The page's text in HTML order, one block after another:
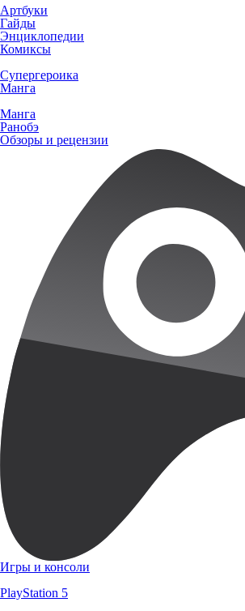
Артбуки
Гайды
Энциклопедии
Комиксы
Супергероика
Манга
Манга
Ранобэ
Обзоры и рецензии
Игры и консоли
PlayStation 5